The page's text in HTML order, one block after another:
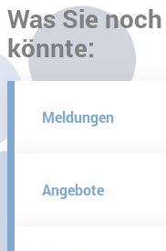
Was Sie
könnte:
Meldungen
Angebote